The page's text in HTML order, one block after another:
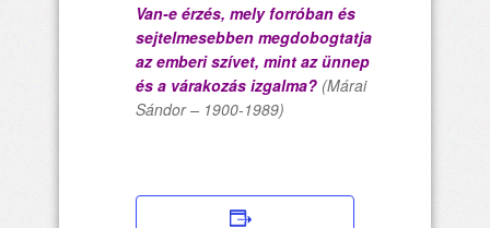
Van-e érzés, mely forróban és
sejtelmesebben megdobogtatja
az emberi szívet, mint az ünnep
és a várakozás izgalma? (Márai
Sándor – 1900-1989)